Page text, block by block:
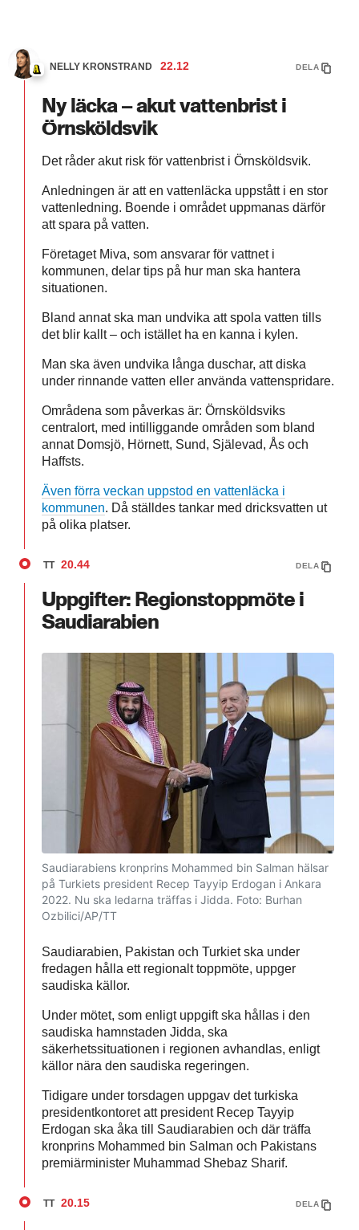
NELLY KRONSTRAND 22.12 DELA
Ny läcka – akut vattenbrist i
Örnsköldsvik
Det råder akut risk för vattenbrist i Örnsköldsvik.
Anledningen är att en vattenläcka uppstått i en stor
vattenledning. Boende i området uppmanas därför
att spara på vatten.
Företaget Miva, som ansvarar för vattnet i
kommunen, delar tips på hur man ska hantera
situationen.
Bland annat ska man undvika att spola vatten tills
det blir kallt – och istället ha en kanna i kylen.
Man ska även undvika långa duschar, att diska
under rinnande vatten eller använda vattenspridare.
Områdena som påverkas är: Örnsköldsviks
centralort, med intilliggande områden som bland
annat Domsjö, Hörnett, Sund, Själevad, Ås och
Haffsts.
Även förra veckan uppstod en vattenläcka i
kommunen. Då ställdes tankar med dricksvatten ut
på olika platser.
TT 20.44 DELA
Uppgifter: Regionstoppmöte i
Saudiarabien
Saudiarabiens kronprins Mohammed bin Salman hälsar
på Turkiets president Recep Tayyip Erdogan i Ankara
2022. Nu ska ledarna träffas i Jidda. Foto: Burhan
Ozbilici/AP/TT
Saudiarabien, Pakistan och Turkiet ska under
fredagen hålla ett regionalt toppmöte, uppger
saudiska källor.
Under mötet, som enligt uppgift ska hållas i den
saudiska hamnstaden Jidda, ska
säkerhetssituationen i regionen avhandlas, enligt
källor nära den saudiska regeringen.
Tidigare under torsdagen uppgav det turkiska
presidentkontoret att president Recep Tayyip
Erdogan ska åka till Saudiarabien och där träffa
kronprins Mohammed bin Salman och Pakistans
premiärminister Muhammad Shebaz Sharif.
TT 20.15 DELA